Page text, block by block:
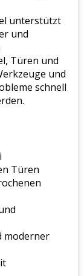
unterstützt
und
Türen und
und
schnell
Türen
moderner